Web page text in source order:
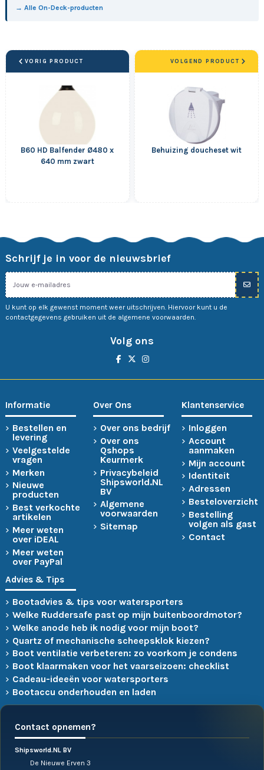
→ Alle On-Deck-producten
VORIG PRODUCT
B60 HD Balfender Ø480 x
640 mm zwart
Behuizing doucheset wit
VOLGEND PRODUCT
Schrijf je in voor de nieuwsbrief
U kunt op elk gewenst moment weer uitschrijven. Hiervoor kunt u de
contactgegevens gebruiken uit de algemene voorwaarden.
Volg ons
Informatie
Bestellen en
levering
Veelgestelde
vragen
Merken
Nieuwe
producten
Best verkochte
artikelen
Meer weten
over iDEAL
Meer weten
over PayPal
Over Ons
Over ons bedrijf
Over ons
Qshops
Keurmerk
Privacybeleid
Shipsworld.NL
BV
Algemene
voorwaarden
Sitemap
Klantenservice
Inloggen
Account
aanmaken
Mijn account
Identiteit
Adressen
Besteloverzicht
Bestelling
volgen als gast
Contact
Advies & Tips
Bootadvies & tips voor watersporters
Welke Ruddersafe past op mijn buitenboordmotor?
Welke anode heb ik nodig voor mijn boot?
Quartz of mechanische scheepsklok kiezen?
Boot ventilatie verbeteren: zo voorkom je condens
Boot klaarmaken voor het vaarseizoen: checklist
Cadeau-ideeën voor watersporters
Bootaccu onderhouden en laden
Contact opnemen?
Shipsworld.NL BV
De Nieuwe Erven 3